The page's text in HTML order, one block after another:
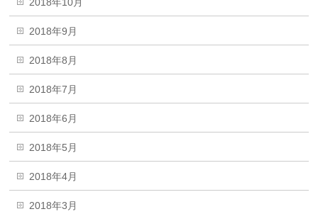
2018年9月
2018年8月
2018年7月
2018年6月
2018年5月
2018年4月
2018年3月